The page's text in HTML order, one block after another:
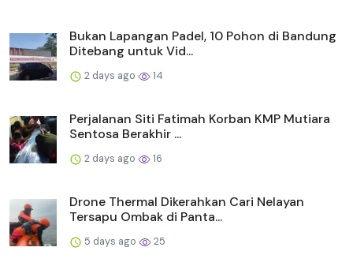
Bukan Lapangan Padel, 10 Pohon di Bandung
Ditebang untuk Vid...
2 days ago 14
Perjalanan Siti Fatimah Korban KMP Mutiara
Sentosa Berakhir ...
2 days ago 16
Drone Thermal Dikerahkan Cari Nelayan
Tersapu Ombak di Panta...
5 days ago 25